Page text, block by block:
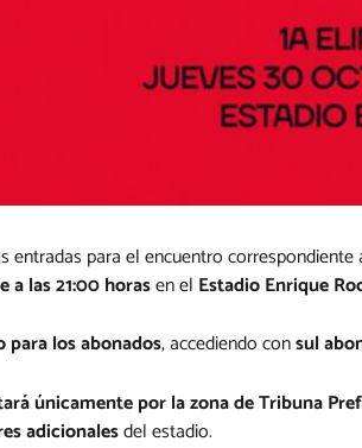
entradas para el encuentro correspondiente
a las 21:00 horasen el Estadio Enrique
los abonados, accediendo consul
únicamente por la zona de Tribuna
adicionalesdel estadio.